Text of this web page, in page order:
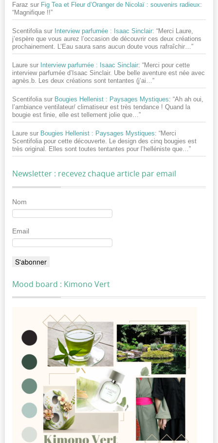
Faraz sur Fig Tea et Fleur d’Oranger de Nicolaï : souvenirs radieux:
“Magnifique !!”
Scentifolia sur Interview parfumée : Isaac Sinclair: “Merci Laure,
j’espère que vous aurez l’occasion de découvrir ces deux créations
prochainement. L’Eau saura sans aucun doute vous rafraîchir… ”
Laure sur Interview parfumée : Isaac Sinclair: “Merci pour cette
interview parfumée d’Isaac Sinclair. Ube belle aventure est née avec
agnès.b. Les deux créations sont tentantes (j’ai…”
Scentifolia sur Bougies Hellenist : Paysages Mystiques: “Ah ah oui,
l’ambiance ventilateur/ climatiseur est très tendance ! Quand la
bougie est finie, elle est tellement jolie que…”
Laure sur Bougies Hellenist : Paysages Mystiques: “Merci
Scentifolia pour cette découverte. Le design des cinq bougies est
très original. Elles sont toutes tentantes pour l’helléniste que…”
Newsletter : recevez chaque article par email
Nom
Email
Mood board : Kimono Vert